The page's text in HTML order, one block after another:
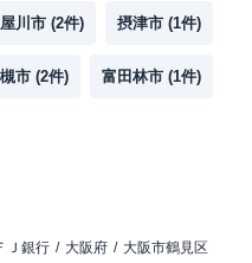
川市 (2件) 摂津市 (1件)
市 (2件) 富田林市 (1件)
Ｊ銀行 大阪府 大阪市鶴見区